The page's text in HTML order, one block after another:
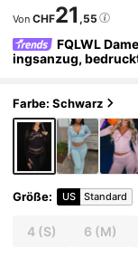
Von CHF21 ,55
FQLWL
ingsanzug,
Farbe: Schwarz
Größe: US Standard
4 (S) 6 (M)